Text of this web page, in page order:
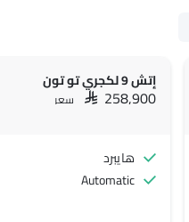
إتش 9 لكجري تو تون
SAR 258,900 سعر
هايبرد
Automatic